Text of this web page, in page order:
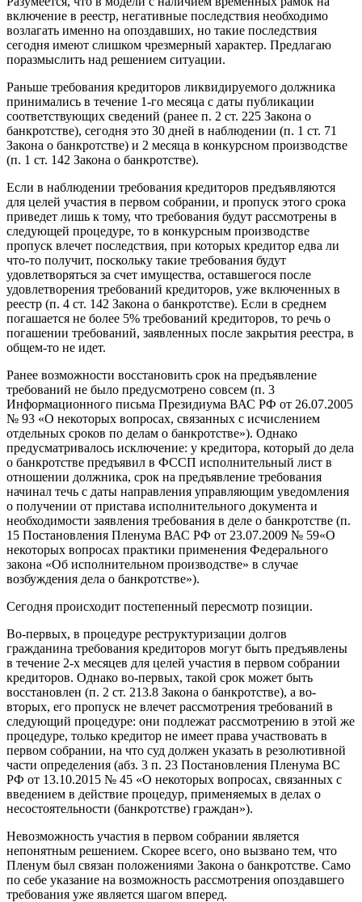
включение в реестр, негативные последствия необходимо
возлагать именно на опоздавших, но такие последствия
сегодня имеют слишком чрезмерный характер. Предлагаю
поразмыслить над решением ситуации.
Раньше требования кредиторов ликвидируемого должника
принимались в течение 1-го месяца с даты публикации
соответствующих сведений (ранее п. 2 ст. 225 Закона о
банкротстве), сегодня это 30 дней в наблюдении (п. 1 ст. 71
Закона о банкротстве) и 2 месяца в конкурсном производстве
(п. 1 ст. 142 Закона о банкротстве).
Если в наблюдении требования кредиторов предъявляются
для целей участия в первом собрании, и пропуск этого срока
приведет лишь к тому, что требования будут рассмотрены в
следующей процедуре, то в конкурсным производстве
пропуск влечет последствия, при которых кредитор едва ли
что-то получит, поскольку такие требования будут
удовлетворяться за счет имущества, оставшегося после
удовлетворения требований кредиторов, уже включенных в
реестр (п. 4 ст. 142 Закона о банкротстве). Если в среднем
погашается не более 5% требований кредиторов, то речь о
погашении требований, заявленных после закрытия реестра, в
общем-то не идет.
Ранее возможности восстановить срок на предъявление
требований не было предусмотрено совсем (п. 3
Информационного письма Президиума ВАС РФ от 26.07.2005
№ 93 «О некоторых вопросах, связанных с исчислением
отдельных сроков по делам о банкротстве»). Однако
предусматривалось исключение: у кредитора, который до дела
о банкротстве предъявил в ФССП исполнительный лист в
отношении должника, срок на предъявление требования
начинал течь с даты направления управляющим уведомления
о получении от пристава исполнительного документа и
необходимости заявления требования в деле о банкротстве (п.
15 Постановления Пленума ВАС РФ от 23.07.2009 № 59«О
некоторых вопросах практики применения Федерального
закона «Об исполнительном производстве» в случае
возбуждения дела о банкротстве»).
Сегодня происходит постепенный пересмотр позиции.
Во-первых, в процедуре реструктуризации долгов
гражданина требования кредиторов могут быть предъявлены
в течение 2-х месяцев для целей участия в первом собрании
кредиторов. Однако во-первых, такой срок может быть
восстановлен (п. 2 ст. 213.8 Закона о банкротстве), а во-
вторых, его пропуск не влечет рассмотрения требований в
следующий процедуре: они подлежат рассмотрению в этой же
процедуре, только кредитор не имеет права участвовать в
первом собрании, на что суд должен указать в резолютивной
части определения (абз. 3 п. 23 Постановления Пленума ВС
РФ от 13.10.2015 № 45 «О некоторых вопросах, связанных с
введением в действие процедур, применяемых в делах о
несостоятельности (банкротстве) граждан»).
Невозможность участия в первом собрании является
непонятным решением. Скорее всего, оно вызвано тем, что
Пленум был связан положениями Закона о банкротстве. Само
по себе указание на возможность рассмотрения опоздавшего
требования уже является шагом вперед.